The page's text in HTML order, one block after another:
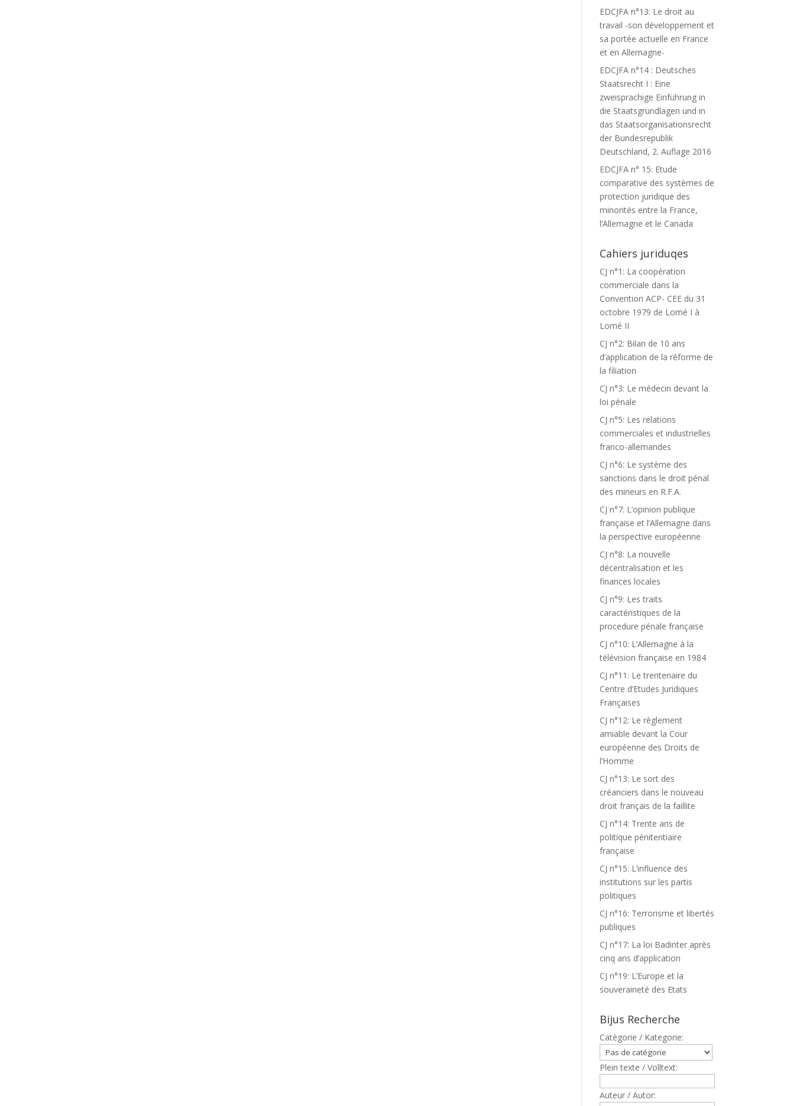
EDCJFA n°13: Le droit au
travail -son développement et
sa portée actuelle en France
et en Allemagne-
EDCJFA n°14 : Deutsches
Staatsrecht I : Eine
zweisprachige Einführung in
die Staatsgrundlagen und in
das Staatsorganisationsrecht
der Bundesrepublik
Deutschland, 2. Auflage 2016
EDCJFA n° 15: Etude
comparative des systèmes de
protection juridique des
minorités entre la France,
l’Allemagne et le Canada
Cahiers juriduqes
CJ n°1: La coopération
commerciale dans la
Convention ACP- CEE du 31
octobre 1979 de Lomé I à
Lomé II
CJ n°2: Bilan de 10 ans
d’application de la réforme de
la filiation
CJ n°3: Le médecin devant la
loi pénale
CJ n°5: Les relations
commerciales et industrielles
franco-allemandes
CJ n°6: Le système des
sanctions dans le droit pénal
des mineurs en R.F.A.
CJ n°7: L’opinion publique
française et l’Allemagne dans
la perspective européenne
CJ n°8: La nouvelle
décentralisation et les
finances locales
CJ n°9: Les traits
caractéristiques de la
procedure pénale française
CJ n°10: L’Allemagne à la
télévision française en 1984
CJ n°11: Le trentenaire du
Centre d’Etudes Juridiques
Françaises
CJ n°12: Le règlement
amiable devant la Cour
européenne des Droits de
l’Homme
CJ n°13: Le sort des
créanciers dans le nouveau
droit français de la faillite
CJ n°14: Trente ans de
politique pénitentiaire
française
CJ n°15: L’influence des
institutions sur les partis
politiques
CJ n°16: Terrorisme et libertés
publiques
CJ n°17: La loi Badinter après
cinq ans d’application
CJ n°19: L’Europe et la
souveraineté des Etats
Bijus Recherche
Catègorie / Kategorie:
Plein texte / Volltext:
Auteur / Autor: